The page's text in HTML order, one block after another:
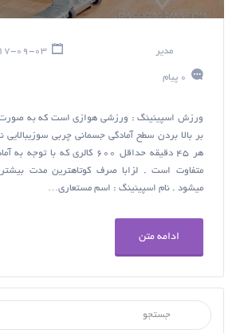
مدیر 2017-09-03
0 پیام
ورزش اسپينينگ : ورزشی هوازی است که به صورت
بر بالا بردن سطح آمادگی جسماني چربي سوزيبالایی
هر ۴۵ دقیقه حداقل ۶۰۰ کالری که با
متفاوت است . لزابا صرف کوتاهترین مدت
میشود . نام اسپينينگ : اسم مستعاری…
ادامه متن
جستجو برای :